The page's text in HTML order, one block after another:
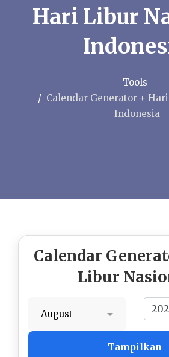
Hari Libur
Tools
Calendar Generator +
Indonesia
Calendar
Libur
Tampilkan